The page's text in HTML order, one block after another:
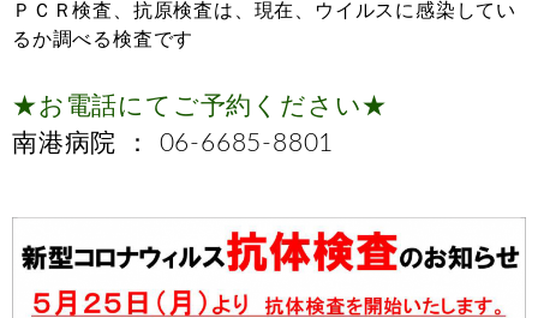
ＰＣＲ検査、抗原検査は、現在、ウイルスに感染してい
るか調べる検査です
★お電話にてご予約ください★
南港病院 ： 06-6685-8801